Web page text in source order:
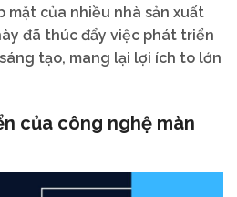
mặt của nhiều nhà sản xuất
đã thúc đẩy việc phát triển
tạo, mang lại lợi ích to lớn
của công nghệ màn